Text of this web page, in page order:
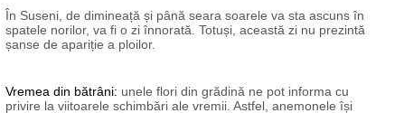
În Suseni, de dimineață și până seara soarele va sta ascuns în
spatele norilor, va fi o zi înnorată. Totuși, această zi nu prezintă
șanse de apariție a ploilor.
Vremea din bătrâni: unele flori din grădină ne pot informa cu
privire la viitoarele schimbări ale vremii. Astfel, anemonele își